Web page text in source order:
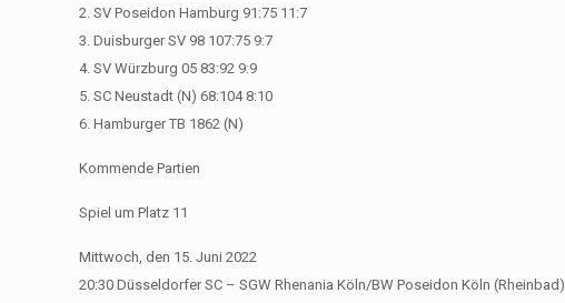
2. SV Poseidon Hamburg 91:75 11:7
3. Duisburger SV 98 107:75 9:7
4. SV Würzburg 05 83:92 9:9
5. SC Neustadt (N) 68:104 8:10
6. Hamburger TB 1862 (N)
Kommende Partien
Spiel um Platz 11
Mittwoch, den 15. Juni 2022
20:30 Düsseldorfer SC – SGW Rhenania Köln/BW Poseidon Köln (Rheinbad)